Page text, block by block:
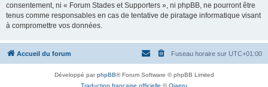
consentement, ni « Forum Stades et Supporters », ni phpBB, ne pourront être
tenus comme responsables en cas de tentative de piratage informatique visant
à compromettre vos données.
Accueil du forum Fuseau horaire sur UTC+01:00
Développé parphpBB® Forum Software © phpBB Limited
Traduction française officielle ©Qiaeru